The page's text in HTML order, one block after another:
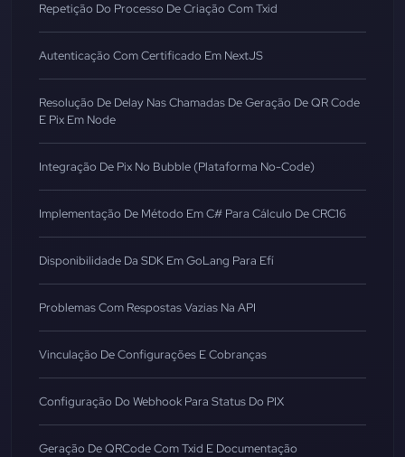
Repetição Do Processo De Criação Com Txid
Autenticação Com Certificado Em NextJS
Resolução De Delay Nas Chamadas De Geração De QR Code
E Pix Em Node
Integração De Pix No Bubble (Plataforma No-Code)
Implementação De Método Em C# Para Cálculo De CRC16
Disponibilidade Da SDK Em GoLang Para Efí
Problemas Com Respostas Vazias Na API
Vinculação De Configurações E Cobranças
Configuração Do Webhook Para Status Do PIX
Geração De QRCode Com Txid E Documentação